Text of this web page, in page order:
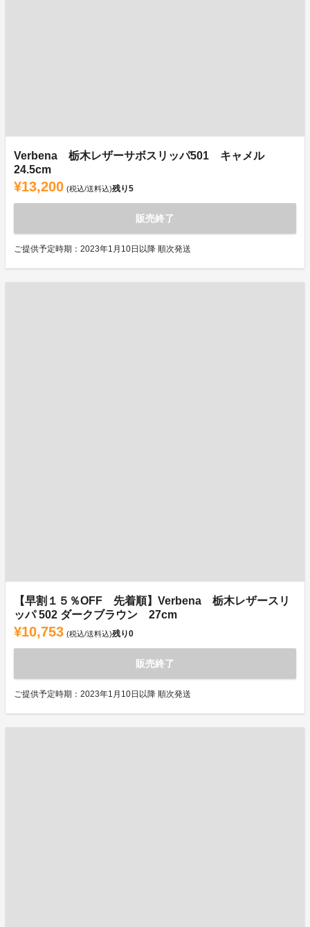
Verbena 栃木レザーサボスリッパ501 キャメル
24.5cm
¥13,200 (税込/送料込)残り5
販売終了
ご提供予定時期：2023年1月10日以降 順次発送
【早割１５％OFF 先着順】Verbena 栃木レザースリ
ッパ 502 ダークブラウン 27cm
¥10,753 (税込/送料込)残り0
販売終了
ご提供予定時期：2023年1月10日以降 順次発送